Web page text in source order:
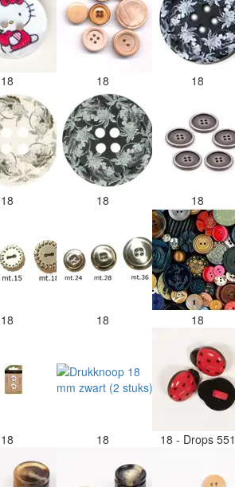
18 18 18
18 18 18
18 18 18
18 18 18 - Drops